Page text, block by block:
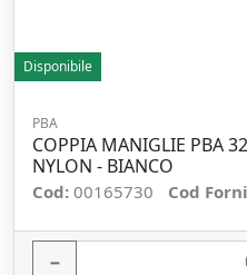
Disponibile
PBA
COPPIA MANIGLIE PBA
NYLON - BIANCO
Cod: 00165730 Cod
−